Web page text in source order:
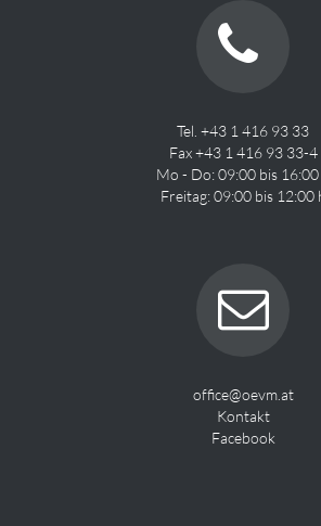
Tel. +43 1 416 93 33
Fax +43 1 416 93 33-4
Mo - Do: 09:00 bis 16:00
Freitag: 09:00 bis 12:00
office@oevm.at
Kontakt
Facebook